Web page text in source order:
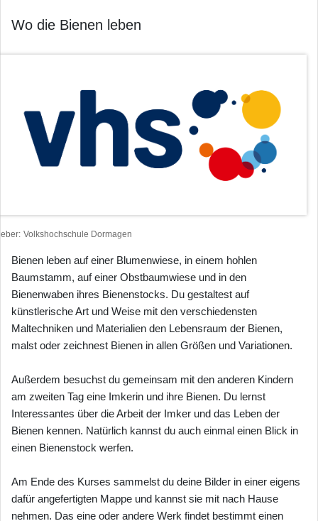
Wo die Bienen leben
Volkshochschule Dormagen
Bienen leben auf einer Blumenwiese, in einem hohlen
Baumstamm, auf einer Obstbaumwiese und in den
Bienenwaben ihres Bienenstocks. Du gestaltest auf
künstlerische Art und Weise mit den verschiedensten
Maltechniken und Materialien den Lebensraum der Bienen,
malst oder zeichnest Bienen in allen Größen und Variationen.
Außerdem besuchst du gemeinsam mit den anderen Kindern
am zweiten Tag eine Imkerin und ihre Bienen. Du lernst
Interessantes über die Arbeit der Imker und das Leben der
Bienen kennen. Natürlich kannst du auch einmal einen Blick in
einen Bienenstock werfen.
Am Ende des Kurses sammelst du deine Bilder in einer eigens
dafür angefertigten Mappe und kannst sie mit nach Hause
nehmen. Das eine oder andere Werk findet bestimmt einen